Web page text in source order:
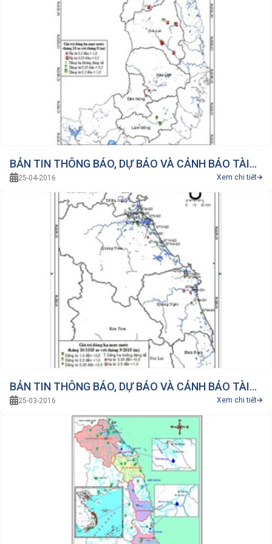
BẢN TIN THÔNG BÁO, DỰ BÁO VÀ CẢNH BÁO TÀI
NGUYÊN NƯỚC DƯỚI ĐẤT 03/2016 VÙNG TÂY
25-04-2016 Xem chi tiết
BẢN TIN THÔNG BÁO, DỰ BÁO VÀ CẢNH BÁO TÀI
NGUYÊN NƯỚC DƯỚI ĐẤT THÁNG 2 NĂM 2016
VÙNG NAM TRUNG BỘ
25-03-2016 Xem chi tiết